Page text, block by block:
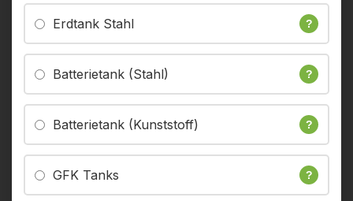
Erdtank Stahl ?
Batterietank (Stahl) ?
Batterietank (Kunststoff) ?
GFK Tanks ?